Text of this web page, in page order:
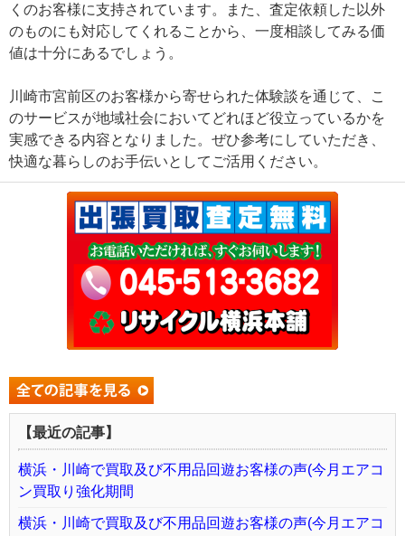
くのお客様に支持されています。また、査定依頼した以外
のものにも対応してくれることから、一度相談してみる価
値は十分にあるでしょう。
川崎市宮前区のお客様から寄せられた体験談を通じて、こ
のサービスが地域社会においてどれほど役立っているかを
実感できる内容となりました。ぜひ参考にしていただき、
快適な暮らしのお手伝いとしてご活用ください。
【最近の記事】
横浜・川崎で買取及び不用品回遊お客様の声(今月エアコ
ン買取り強化期間
横浜・川崎で買取及び不用品回遊お客様の声(今月エアコ